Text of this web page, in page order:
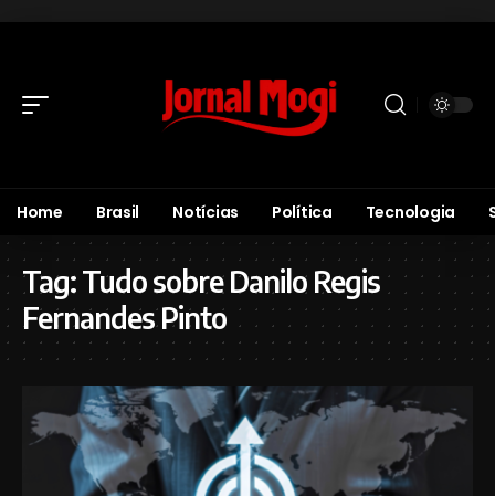
Home Brasil Notícias Política Tecnologia
Tag:Tudo sobre Danilo Regis
Fernandes Pinto